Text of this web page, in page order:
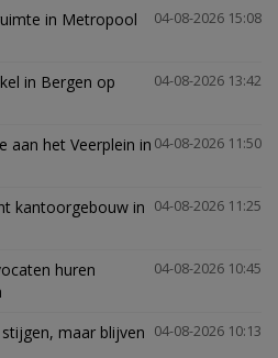
04-08-2026 15:08
in Metropool
04-08-2026 13:42
in Bergen op
04-08-2026 11:50
aan het Veerplein in
04-08-2026 11:25
kantoorgebouw in
04-08-2026 10:45
huren
04-08-2026 10:13
maar blijven